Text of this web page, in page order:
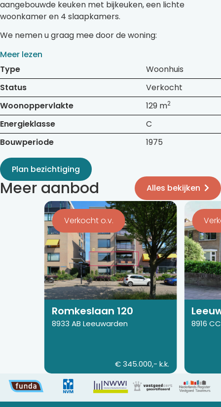
aangebouwde keuken met bijkeuken, een lichte
woonkamer en 4 slaapkamers.
We nemen u graag mee door de woning:
Meer lezen
Type
Woonhuis
Status
Verkocht
Woonoppervlakte
129 m2
Energieklasse
C
Bouwperiode
1975
Plan bezichtiging
Meer aanbod
Alles bekijken
Bekijk
de
detail
pagina
van
Romkeslaan
120
Verkocht o.v.
Romkeslaan 120
8933 AB Leeuwarden
€ 345.000,- k.k.
Bekijk
de
detail
pagina
van
99
8916